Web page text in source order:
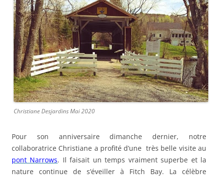
Christiane Desjardins Mai 2020
Pour son anniversaire dimanche dernier, notre
collaboratrice Christiane a profité d’une très belle visite au
pont Narrows. Il faisait un temps vraiment superbe et la
nature continue de s’éveiller à Fitch Bay. La célèbre